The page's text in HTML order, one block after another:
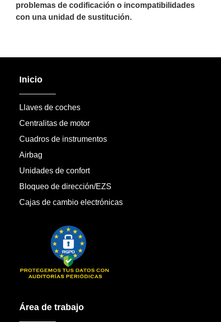
problemas de codificación o incompatibilidades
con una unidad de sustitución.
Inicio
Llaves de coches
Centralitas de motor
Cuadros de instrumentos
Airbag
Unidades de confort
Bloqueo de dirección/EZS
Cajas de cambio electrónicas
Área de trabajo